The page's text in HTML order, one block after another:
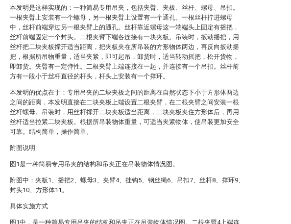
本发明是这样实现的：一种简易专用吊夹，包括夹臂、夹板、丝杆、螺母、吊扣。
一根夹臂上安装有一个螺母，另一根夹臂上设置有一个通孔。一根丝杆拧进螺母
中，丝杆前端穿过另一根夹臂上的通孔。丝杆靠近螺母这一端端头上固定有摇把，
丝杆前端固定一个封头。二根夹臂下端各连接有一块夹板。吊装时，扳动摇把，用
丝杆把二块夹板撑开适当距离，把夹板夹在所吊装的方形物体两边，再反向扳动摇
把，根据所吊物重量，适当夹紧，即可起吊，卸货时，适当转动摇把，松开货物，
即卸货。夹臂有一定弹性。二根夹臂上端连接在一起，并连接有一个吊扣。丝杆前
方有一段小于丝杆直径的杆头，杆头上安装有一个撑环。
本发明的优点在于：专用吊夹的二块夹板之间的距离在自然状态下小于方形体两边
之间的距离，本发明直接在二块夹板上端设置二根夹臂，在二根夹臂之间安装一根
丝杆螺母。吊装时，用丝杆撑开二块夹板适当距离，二块夹板夹住方形体后，再用
丝杆适当拉紧二块夹板。根据所吊装物体重量，可适当夹紧物体，使吊装更加安全
可靠。结构简单，操作简单。
附图说明
图1是一种简易专用吊夹的结构和吊夹正在吊装物体情况图。
附图中：夹板1、摇把2、螺母3、夹臂4、挂钩5、钢丝绳6、吊扣7、丝杆8、撑环9、
封头10、方形体11。
具体实施方式
图1中，是一种简易专用吊夹的结构和吊夹正在吊装物体情况图。二根夹臂4上端连